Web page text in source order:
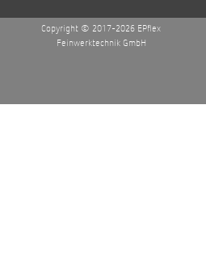
Copyright © 2017-2026 EPflex
Feinwerktechnik GmbH